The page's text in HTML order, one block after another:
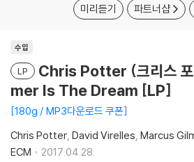
미리듣기 파트너샵
수입
LP
Chris Potter (크리스
mer Is The Dream [LP]
180g / MP3다운로드 쿠폰
Chris Potter David Virelles Marcus
ECM
2017.04.28.